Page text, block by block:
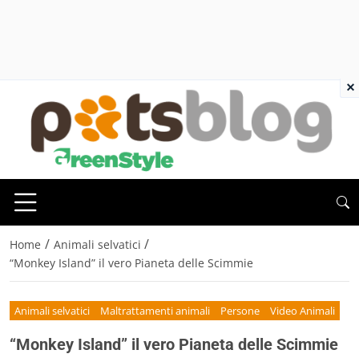
Home / Animali selvatici /
“Monkey Island” il vero Pianeta delle Scimmie
Animali selvatici Maltrattamenti animali Persone Video Animali
“Monkey Island” il vero Pianeta delle Scimmie
×